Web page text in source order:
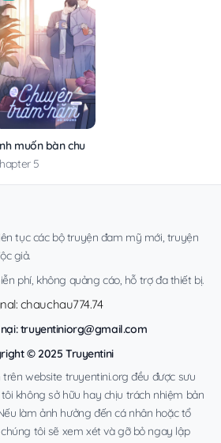
muốn bàn chuyện trăm năm với em
5
tục các bộ truyện đam mỹ mới, truyện
giả.
phí, không quảng cáo, hỗ trợ đa thiết bị.
chauchau774.74
truyentiniorg@gmail.com
© 2025 Truyentini
website truyentini.org đều được sưu
không sở hữu hay chịu trách nhiệm bản
làm ảnh hưởng đến cá nhân hoặc tổ
tôi sẽ xem xét và gỡ bỏ ngay lập